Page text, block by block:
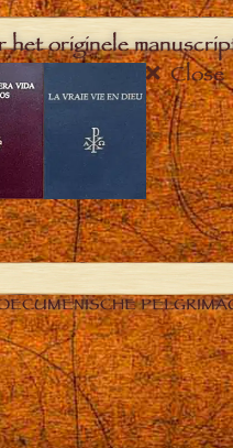
het originele
Close